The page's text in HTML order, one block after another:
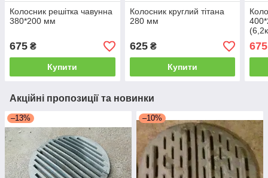
Колосник решітка чавунна
380*200 мм
675 ₴
Купити
Колосник круглий тітана
280 мм
625₴
Купити
675
Акційні пропозиції та новинки
–13% –10%